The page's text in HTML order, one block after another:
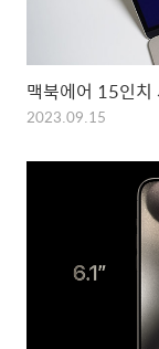
맥북에어 15인치
2023.09.15